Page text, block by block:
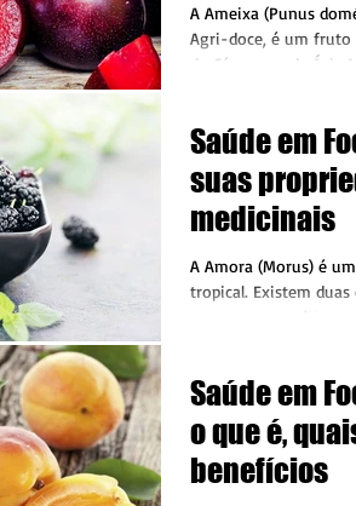
A Ameixa (Punus
Agri-doce, é um fruto originário da Pérsia,
do Cáucaso e da Ásia Menor,
Saúde em
suas
medicinais
A Amora (Morus) é um pequeno fruto
tropical. Existem duas
Saúde em
o que é,
benefícios